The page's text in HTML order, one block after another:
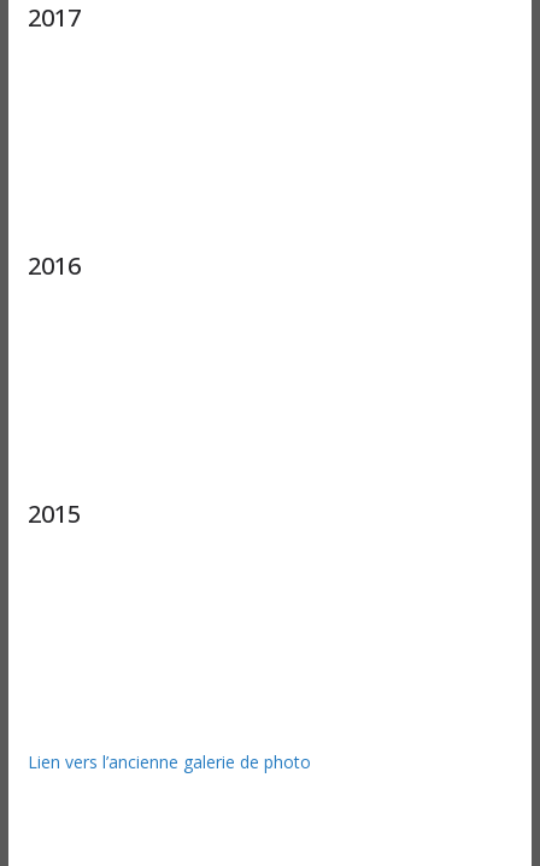
2017
2016
2015
Lien vers l’ancienne galerie de photo